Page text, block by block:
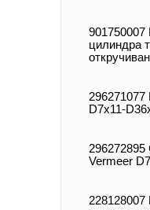
901750007
цилиндра
D7x11-
296272895
Vermeer
228128007